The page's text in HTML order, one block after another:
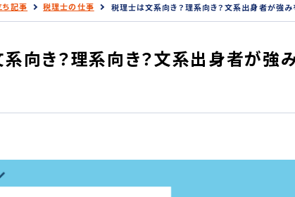
記事 税理士の仕事 税理士は文系向き？理系向き？文系出身者が強
向き？理系向き？文系出身者が強